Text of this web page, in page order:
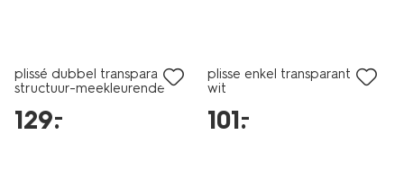
plissé dubbel transparant
structuur-meekleurende
129.
–
plisse enkel transparant uni
wit
101.
–